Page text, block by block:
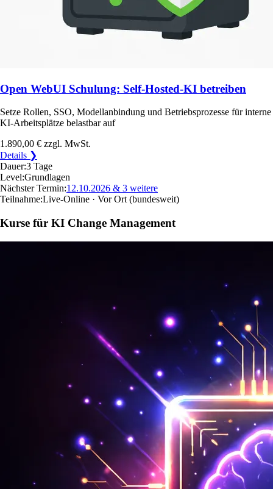
Open WebUI Schulung: Self-Hosted-KI betreiben
Setze Rollen, SSO, Modellanbindung und Betriebsprozesse für interne
KI-Arbeitsplätze belastbar auf
1.890,00 € zzgl. MwSt.
Details ❯
Dauer:3 Tage
Level:Grundlagen
Nächster Termin:12.10.2026 & 3 weitere
Teilnahme:Live-Online · Vor Ort (bundesweit)
Kurse für KI Change Management